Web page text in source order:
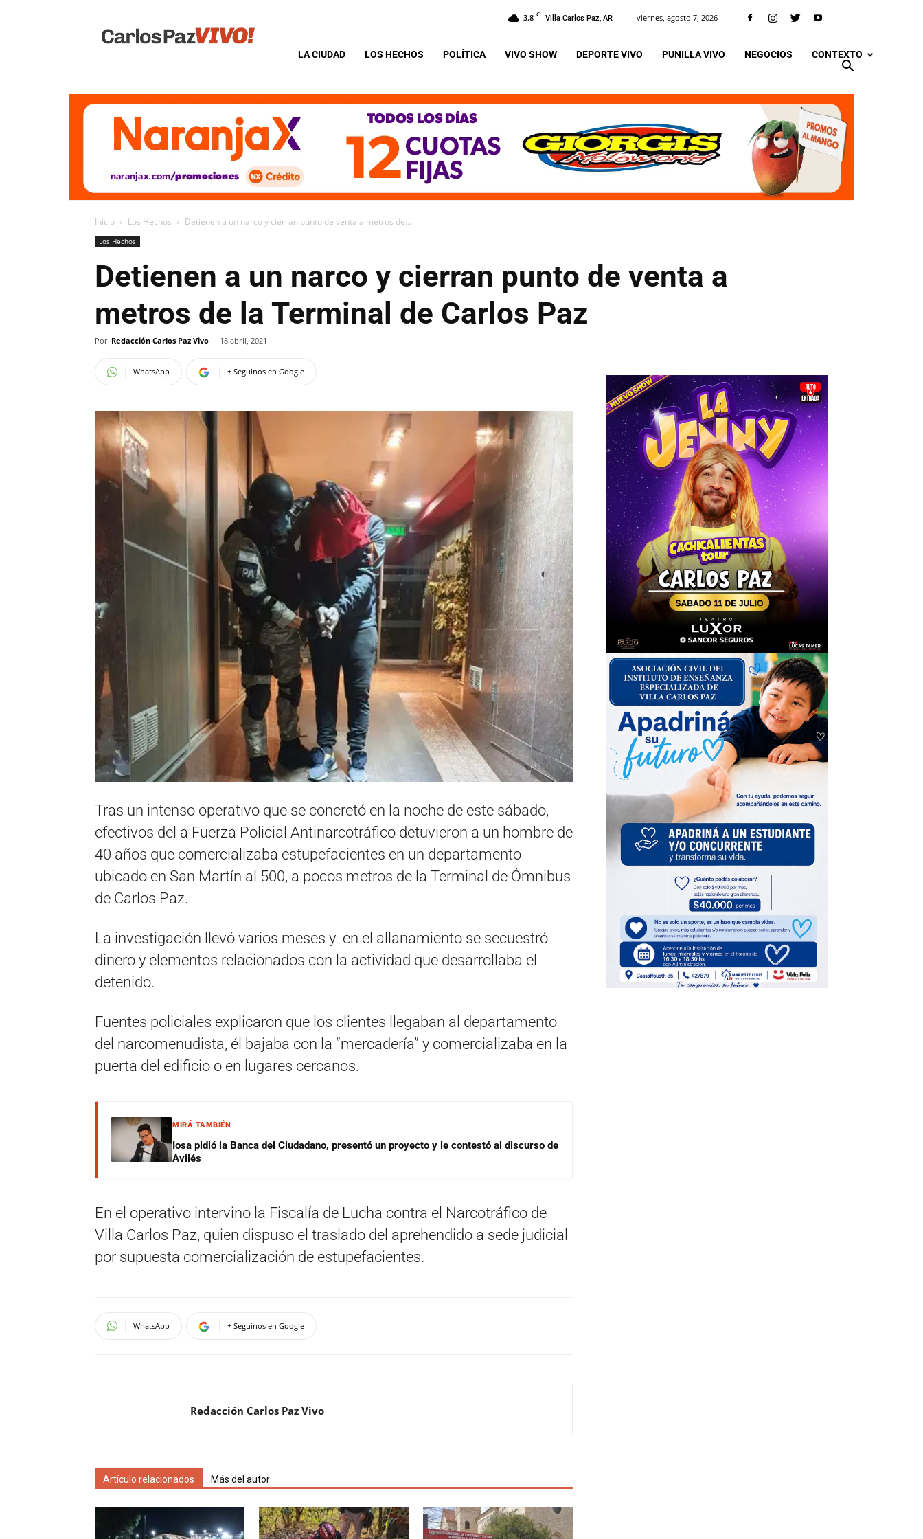
Vivo
3.8 C Villa Carlos Paz, AR viernes, agosto 7, 2026
LA CIUDAD LOS HECHOS POLÍTICA VIVO SHOW DEPORTE VIVO PUNILLA VIVO NEGOCIOS CONTEXTO
Inicio Los Hechos Detienen a un narco y cierran punto de venta a metros de...
Los Hechos
Detienen a un narco y cierran punto de venta a
metros de la Terminal de Carlos Paz
Por Redacción Carlos Paz Vivo - 18 abril, 2021
WhatsApp + Seguinos en Google
Tras un intenso operativo que se concretó en la noche de este sábado,
efectivos del a Fuerza Policial Antinarcotráfico detuvieron a un hombre de
40 años que comercializaba estupefacientes en un departamento
ubicado en San Martín al 500, a pocos metros de la Terminal de Ómnibus
de Carlos Paz.
La investigación llevó varios meses y en el allanamiento se secuestró
dinero y elementos relacionados con la actividad que desarrollaba el
detenido.
Fuentes policiales explicaron que los clientes llegaban al departamento
del narcomenudista, él bajaba con la “mercadería” y comercializaba en la
puerta del edificio o en lugares cercanos.
MIRÁ TAMBIÉN
Iosa pidió la Banca del Ciudadano, presentó un proyecto y le contestó al discurso de
Avilés
En el operativo intervino la Fiscalía de Lucha contra el Narcotráfico de
Villa Carlos Paz, quien dispuso el traslado del aprehendido a sede judicial
por supuesta comercialización de estupefacientes.
WhatsApp + Seguinos en Google
Redacción Carlos Paz Vivo
Artículo relacionados Más del autor